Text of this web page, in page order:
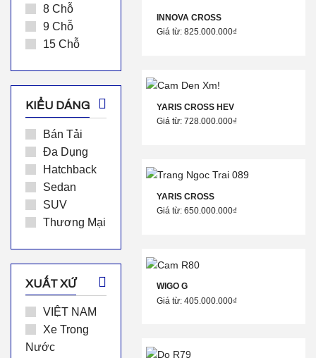
8 Chỗ
9 Chỗ
15 Chỗ
KIỂU DÁNG
Bán Tải
Đa Dụng
Hatchback
Sedan
SUV
Thương Mại
XUẤT XỨ
VIỆT NAM
Xe Trong
Nước
INNOVA CROSS
Giá từ: 825.000.000₫
YARIS CROSS HEV
Giá từ: 728.000.000₫
YARIS CROSS
Giá từ: 650.000.000₫
WIGO G
Giá từ: 405.000.000₫